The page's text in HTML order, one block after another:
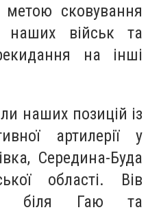
метою сковування
наших військ та
на інші
наших позицій із
артилерії у
Середина-Буда
області. Вів
біля Гаю та